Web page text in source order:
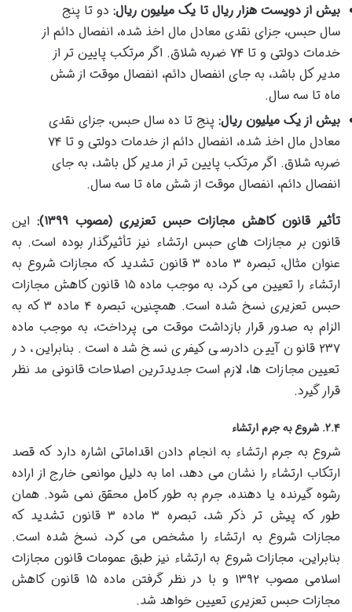
بیش از دویست هزار ریال تا یک میلیون ریال: دو تا پنج
سال حبس، جزای نقدی معادل مال اخذ شده، انفصال دائم از
خدمات دولتی و تا ۷۴ ضربه شلاق. اگر مرتکب پایین تر از
مدیر کل باشد، به جای انفصال دائم، انفصال موقت از شش
ماه تا سه سال.
بیش از یک میلیون ریال: پنج تا ده سال حبس، جزای نقدی
معادل مال اخذ شده، انفصال دائم از خدمات دولتی و تا ۷۴
ضربه شلاق. اگر مرتکب پایین تر از مدیر کل باشد، به جای
انفصال دائم، انفصال موقت از شش ماه تا سه سال.
تأثیر قانون کاهش مجازات حبس تعزیری (مصوب ۱۳۹۹):
این
قانون بر مجازات های حبس ارتشاء نیز تأثیرگذار بوده است. به
عنوان مثال، تبصره ۳ ماده ۳ قانون تشدید که مجازات شروع به
ارتشاء را تعیین می کرد، به موجب ماده ۱۵ قانون کاهش مجازات
حبس تعزیری نسخ شده است. همچنین، تبصره ۴ ماده ۳ که به
الزام به صدور قرار بازداشت موقت می پرداخت، به موجب ماده
۲۳۷ قانون آیین دادرسی کیفری نسخ شده است. بنابراین، در
تعیین مجازات ها، لازم است جدیدترین اصلاحات قانونی مد نظر
قرار گیرد.
۲.۴. شروع به جرم ارتشاء
شروع به جرم ارتشاء به انجام دادن اقداماتی اشاره دارد که قصد
ارتکاب ارتشاء را نشان می دهد، اما به دلیل موانعی خارج از اراده
رشوه گیرنده یا دهنده، جرم به طور کامل محقق نمی شود. همان
طور که پیش تر ذکر شد، تبصره ۳ ماده ۳ قانون تشدید که
مجازات شروع به ارتشاء را مشخص می کرد، نسخ شده است.
بنابراین، مجازات شروع به ارتشاء نیز طبق عمومات قانون مجازات
اسلامی مصوب ۱۳۹۲ و با در نظر گرفتن ماده ۱۵ قانون کاهش
مجازات حبس تعزیری تعیین خواهد شد.